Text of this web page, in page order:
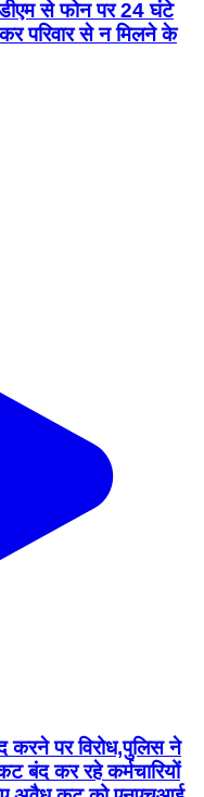
से फोन पर 24 घंटे
परिवार से न मिलने के
पर विरोध,पुलिस ने
बंद कर रहे कर्मचारियों